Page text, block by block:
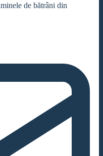
de bătrâni din